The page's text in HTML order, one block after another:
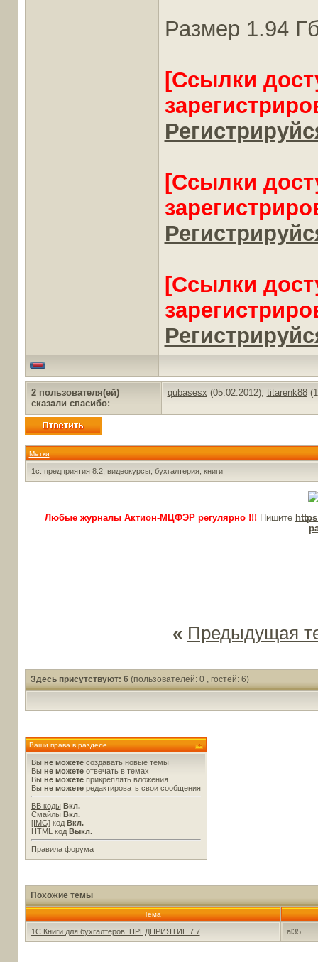
Размер 1.94
[Ссылки
[Ссылки
[Ссылки
2 пользователя(ей)
сказали cпасибо:
qubasesx (05.02.2012), titarenk88
Метки
1с: предприятия 8.2, видеокурсы бухгалтерия, книги
Любые журналы Актион-МЦФЭР регулярно !!! Пишите
« Предыдущая
Здесь присутствуют: 6 (пользователей: 0 , гостей: 6)
Ваши права в разделе
Вы не можетесоздавать новые темы
Вы не можетеотвечать в темах
Вы не можетеприкреплять вложения
Вы не можетередактировать свои сообщения
BB коды Вкл.
Смайлы Вкл.
[IMG]код Вкл.
HTML код Выкл.
Правила форума
Похожие темы
Тема
1С Книги для бухгалтеров. ПРЕДПРИЯТИЕ 7.7 al35